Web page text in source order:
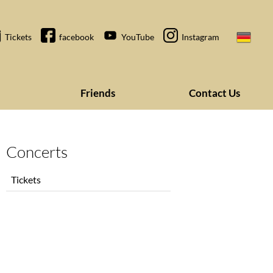
Tickets facebook YouTube Instagram
Friends Contact Us
Concerts
navigation
Tickets